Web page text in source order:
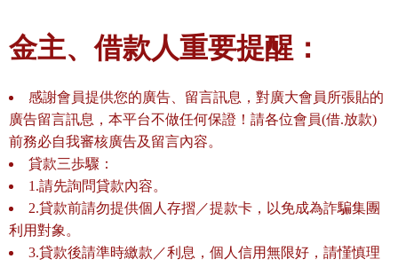
金主、借款人重要提醒：
感謝會員提供您的廣告、留言訊息，對廣大會員所張貼的
廣告留言訊息，本平台不做任何保證！請各位會員(借.放款)
前務必自我審核廣告及留言內容。
貸款三歩驟：
1.請先詢問貸款內容。
2.貸款前請勿提供個人存摺／提款卡，以免成為詐騙集團
利用對象。
3.貸款後請準時繳款／利息，個人信用無限好，請慬慎理